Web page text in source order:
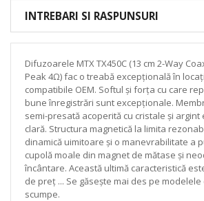
INTREBARI SI RASPUNSURI
Difuzoarele MTX TX450C (13 cm 2-Way
Peak 4Ω) fac o treabă excepțională în
compatibile OEM. Softul și forța cu care
bune înregistrări sunt excepționale.
semi-presată acoperită cu cristale și argint
clară. Structura magnetică la limita
dinamică uimitoare și o manevrabilitate a
cupolă moale din magnet de mătase și
încântare. Această ultimă caracteristică
de preț ... Se găsește mai des pe
scumpe.